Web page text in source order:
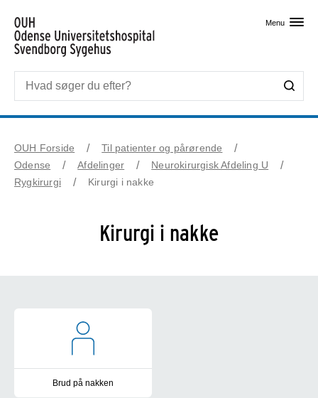
Menu
OUH Forside
Til patienter og pårørende
Odense
Afdelinger
Neurokirurgisk Afdeling U
Rygkirurgi
Kirurgi i nakke
Kirurgi i nakke
Brud på nakken